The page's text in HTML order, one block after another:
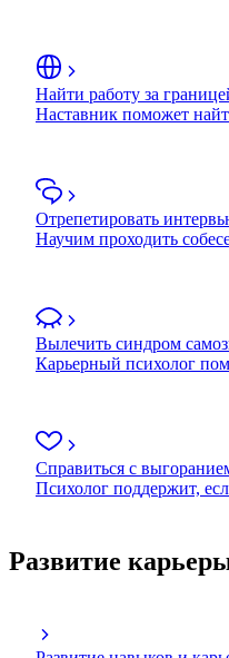
Найти работу за
Наставник поможет
Отрепетировать
Научим проходить
Вылечить синдром
Карьерный психолог
Справиться с
Психолог поддержит,
Развитие